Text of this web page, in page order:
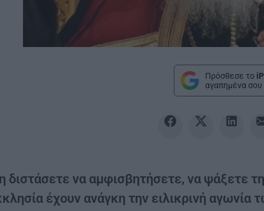
Πρόσθεσε το
αγαπημένα σου
διστάσετε να αμφισβητήσετε, να ψάξετε
έχουν ανάγκη την ειλικρινή αγωνία